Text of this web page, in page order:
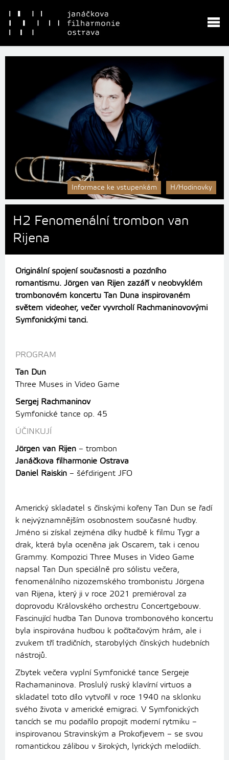
Informace ke vstupenkám H/Hodinovky
H2 Fenomenální trombon van
Rijena
Originální spojení současnosti a pozdního
romantismu. Jörgen van Rijen zazáří v neobvyklém
trombonovém koncertu Tan Duna inspirovaném
světem videoher, večer vyvrcholí Rachmaninovovými
Symfonickými tanci.
PROGRAM
Tan Dun
Three Muses in Video Game
Sergej Rachmaninov
Symfonické tance op. 45
ÚČINKUJÍ
Jörgen van Rijen – trombon
Janáčkova filharmonie Ostrava
Daniel Raiskin – šéfdirigent JFO
Americký skladatel s čínskými kořeny Tan Dun se řadí
k nejvýznamnějším osobnostem současné hudby.
Jméno si získal zejména díky hudbě k filmu Tygr a
drak, která byla oceněna jak Oscarem, tak i cenou
Grammy. Kompozici Three Muses in Video Game
napsal Tan Dun speciálně pro sólistu večera,
fenomenálního nizozemského trombonistu Jörgena
van Rijena, který ji v roce 2021 premiéroval za
doprovodu Královského orchestru Concertgebouw.
Fascinující hudba Tan Dunova trombonového koncertu
byla inspirována hudbou k počítačovým hrám, ale i
zvukem tří tradičních, starobylých čínských hudebních
nástrojů.
Zbytek večera vyplní Symfonické tance Sergeje
Rachamaninova. Proslulý ruský klavírní virtuos a
skladatel toto dílo vytvořil v roce 1940 na sklonku
svého života v americké emigraci. V Symfonických
tancích se mu podařilo propojit moderní rytmiku –
inspirovanou Stravinským a Prokofjevem – se svou
romantickou zálibou v širokých, lyrických melodiích.